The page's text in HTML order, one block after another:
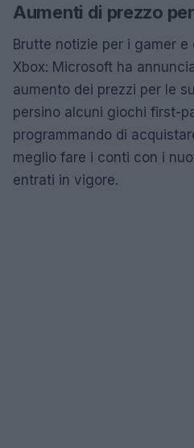
Aumenti di prezzo
Brutte notizie per i gamer e
Xbox: Microsoft ha
aumento dei prezzi per le
persino alcuni giochi first-
programmando di
meglio fare i conti con i
entrati in vigore.